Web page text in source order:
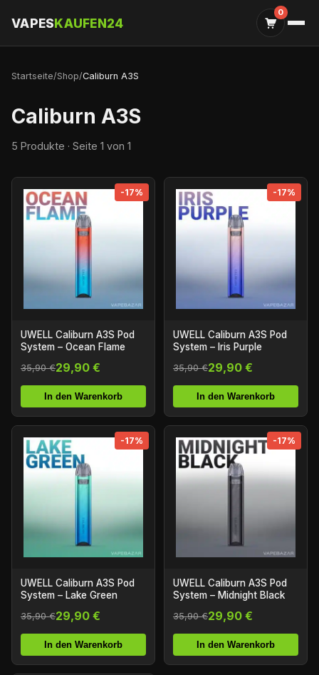
VAPESKAUFEN24
0
Startseite/Shop/Caliburn A3S
Caliburn A3S
5 Produkte · Seite 1 von 1
-17%
UWELL Caliburn A3S Pod
System – Ocean Flame
35,90 €29,90 €
In den Warenkorb
-17%
UWELL Caliburn A3S Pod
System – Iris Purple
35,90 €29,90 €
In den Warenkorb
-17%
UWELL Caliburn A3S Pod
System – Lake Green
35,90 €29,90 €
In den Warenkorb
-17%
UWELL Caliburn A3S Pod
System – Midnight Black
35,90 €29,90 €
In den Warenkorb